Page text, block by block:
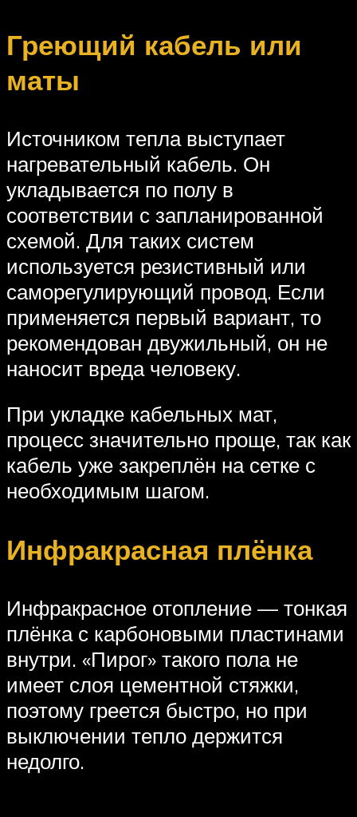
Греющий кабель или
маты
Источником тепла выступает
нагревательный кабель. Он
укладывается по полу в
соответствии с запланированной
схемой. Для таких систем
используется резистивный или
саморегулирующий провод. Если
применяется первый вариант, то
рекомендован двужильный, он не
наносит вреда человеку.
При укладке кабельных мат,
процесс значительно проще, так как
кабель уже закреплён на сетке с
необходимым шагом.
Инфракрасная плёнка
Инфракрасное отопление — тонкая
плёнка с карбоновыми пластинами
внутри. «Пирог» такого пола не
имеет слоя цементной стяжки,
поэтому греется быстро, но при
выключении тепло держится
недолго.